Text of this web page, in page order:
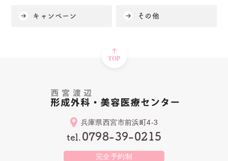
キャンペーン その他
兵庫県西宮市前浜町4-3
tel.0798-39-0215
完全予約制